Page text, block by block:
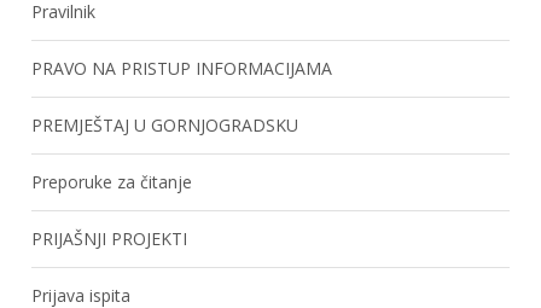
Pravilnik
PRAVO NA PRISTUP INFORMACIJAMA
PREMJEŠTAJ U GORNJOGRADSKU
Preporuke za čitanje
PRIJAŠNJI PROJEKTI
Prijava ispita